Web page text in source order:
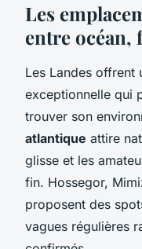
Les
entre océan,
Les Landes offrent
exceptionnelle qui
trouver son
atlantique attire
glisse et les
fin. Hossegor,
proposent des
vagues régulières